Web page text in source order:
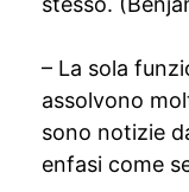
– La sola
assolvono
sono notizie
enfasi come